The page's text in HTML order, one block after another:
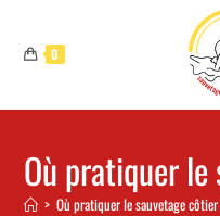
0
Où pratiquer
> Où pratiquer le sauvetage